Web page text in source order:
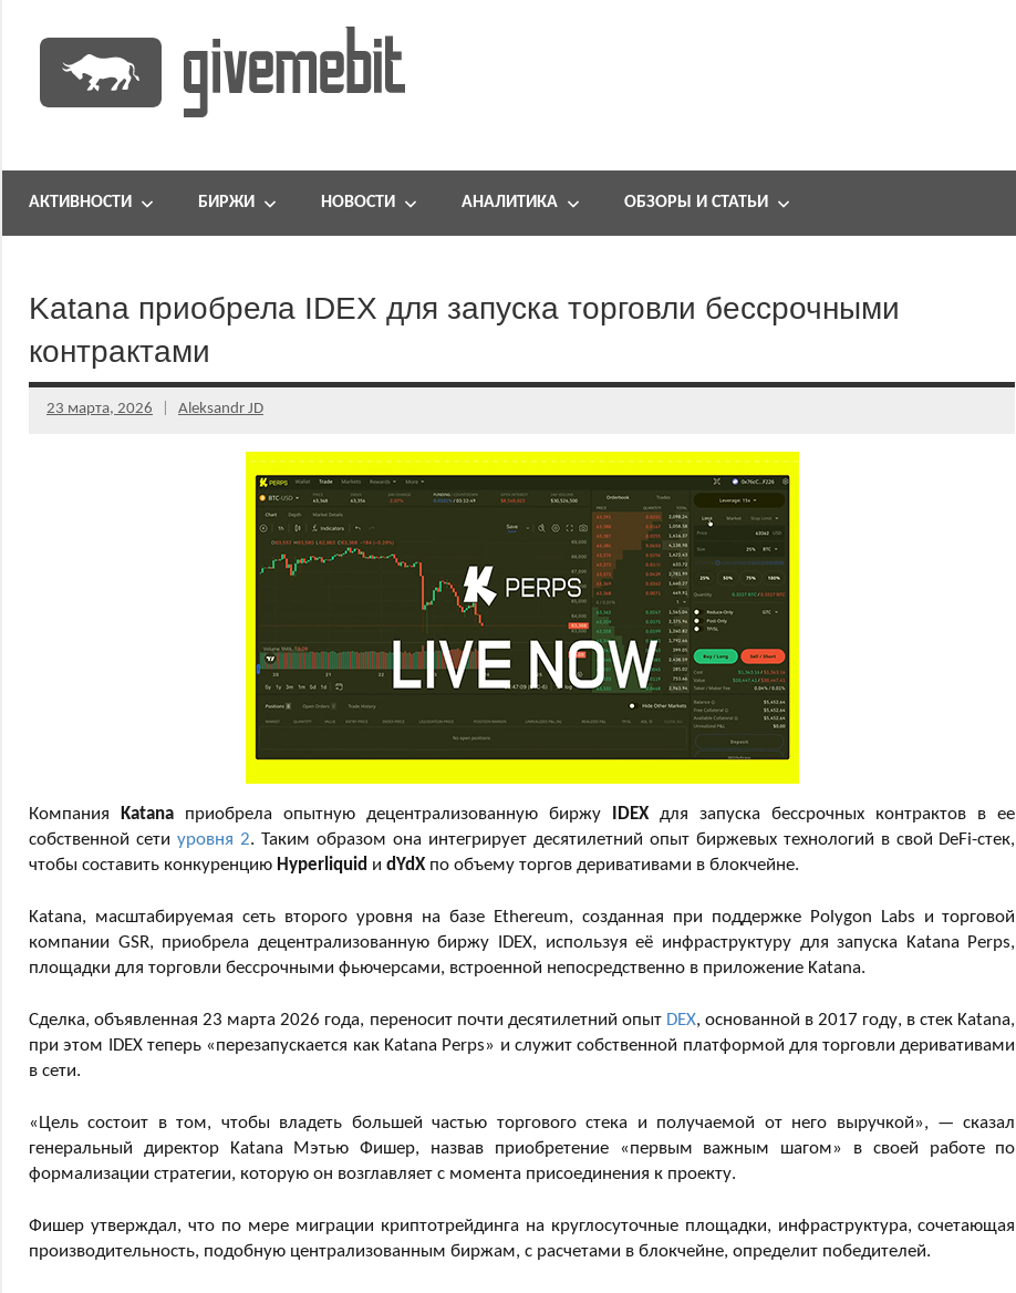
содержимому
GiveMeBit.com
портал
АКТИВНОСТИ БИРЖИ НОВОСТИ АНАЛИТИКА ОБЗОРЫ И СТАТЬИ
Katana приобрела IDEX для запуска торговли бессрочными
контрактами
23 марта, 2026 Aleksandr JD
Компания Katana приобрела опытную децентрализованную биржу IDEX для запуска бессрочных контрактов в ее
собственной сети уровня 2. Таким образом она интегрирует десятилетний опыт биржевых технологий в свой DeFi-стек,
чтобы составить конкуренцию Hyperliquid и dYdX по объему торгов деривативами в блокчейне.
Katana, масштабируемая сеть второго уровня на базе Ethereum, созданная при поддержке Polygon Labs и торговой
компании GSR, приобрела децентрализованную биржу IDEX, используя её инфраструктуру для запуска Katana Perps,
площадки для торговли бессрочными фьючерсами, встроенной непосредственно в приложение Katana.
Сделка, объявленная 23 марта 2026 года, переносит почти десятилетний опыт DEX, основанной в 2017 году, в стек Katana,
при этом IDEX теперь «перезапускается как Katana Perps» и служит собственной платформой для торговли деривативами
в сети.
«Цель состоит в том, чтобы владеть большей частью торгового стека и получаемой от него выручкой», — сказал
генеральный директор Katana Мэтью Фишер, назвав приобретение «первым важным шагом» в своей работе по
формализации стратегии, которую он возглавляет с момента присоединения к проекту.
Фишер утверждал, что по мере миграции криптотрейдинга на круглосуточные площадки, инфраструктура, сочетающая
производительность, подобную централизованным биржам, с расчетами в блокчейне, определит победителей.